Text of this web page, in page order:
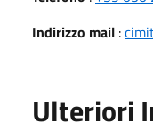
Indirizzo mail :
Ulteriori